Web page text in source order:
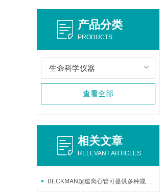
产品分类
PRODUCTS
生命科学仪器
查看全部
相关文章
RELEVANT ARTICLES
BECKMAN超速离心管可提供多种规格和容量选择